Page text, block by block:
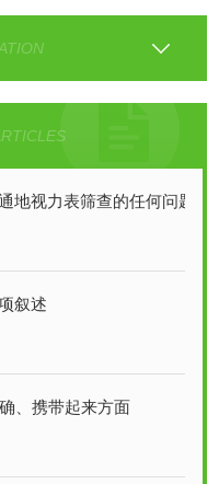
地视力表筛查的任何问题
叙述
、携带起来方面